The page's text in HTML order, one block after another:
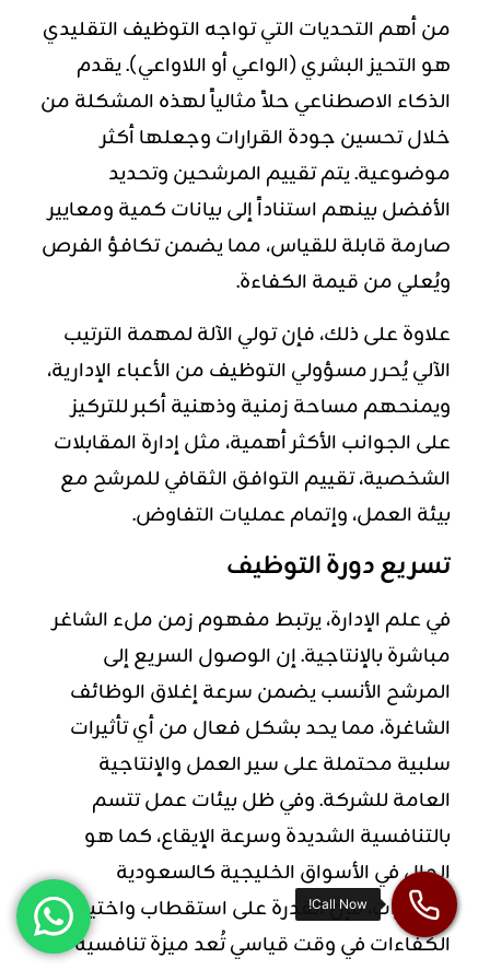
من أهم التحديات التي تواجه التوظيف التقليدي
هو التحيز البشري (الواعي أو اللاواعي). يقدم
الذكاء الاصطناعي حلاً مثالياً لهذه المشكلة من
خلال تحسين جودة القرارات وجعلها أكثر
موضوعية. يتم تقييم المرشحين وتحديد
الأفضل بينهم استناداً إلى بيانات كمية ومعايير
صارمة قابلة للقياس، مما يضمن تكافؤ الفرص
ويُعلي من قيمة الكفاءة.
علاوة على ذلك، فإن تولي الآلة لمهمة الترتيب
الآلي يُحرر مسؤولي التوظيف من الأعباء الإدارية،
ويمنحهم مساحة زمنية وذهنية أكبر للتركيز
على الجوانب الأكثر أهمية، مثل إدارة المقابلات
الشخصية، تقييم التوافق الثقافي للمرشح مع
بيئة العمل، وإتمام عمليات التفاوض.
تسريع دورة التوظيف
في علم الإدارة، يرتبط مفهوم زمن ملء الشاغر
مباشرة بالإنتاجية. إن الوصول السريع إلى
المرشح الأنسب يضمن سرعة إغلاق الوظائف
الشاغرة، مما يحد بشكل فعال من أي تأثيرات
سلبية محتملة على سير العمل والإنتاجية
العامة للشركة. وفي ظل بيئات عمل تتسم
بالتنافسية الشديدة وسرعة الإيقاع، كما هو
الحال في الأسواق الخليجية كالسعودية
والإمارات، فإن القدرة على استقطاب واختيار
الكفاءات في وقت قياسي تُعد ميزة تنافسية